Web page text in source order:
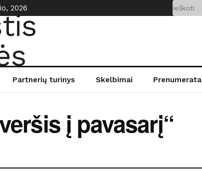
2026
Partnerių turinys Skelbimai Prenumerata
į pavasarį“